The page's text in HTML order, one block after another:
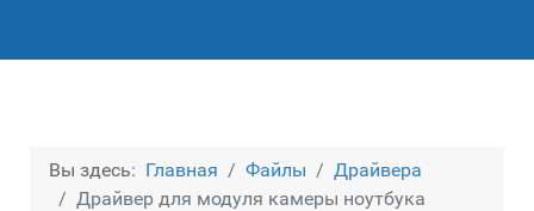
Вы здесь: Главная Файлы
Драйвера
Драйвер для модуля камеры ноутбука